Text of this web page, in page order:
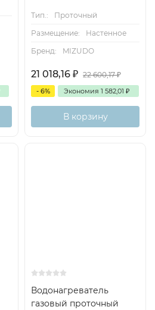
Тип.:
Проточный
Размещение:
Настенное
Бренд:
MIZUDO
21 018,16 ₽ 22 600,17₽
- 6% Экономия 1 582,01 ₽
В корзину
Водонагреватель
газовый проточный